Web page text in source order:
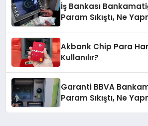
İş Bankası
Param Sıkıştı, Ne
Akbank Chip Para
Kullanılır?
Garanti BBVA
Param Sıkıştı, Ne